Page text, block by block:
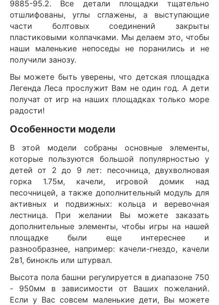
9885-95.2. Все детали площадки тщательно
отшлифованы, углы сглажены, а выступающие
части болтовых соединений закрыты
пластиковыми колпачками. Мы делаем это, чтобы
наши маленькие непоседы не поранились и не
получили занозу.
Вы можете быть уверены, что детская площадка
Легенда Леса прослужит Вам не один год. А дети
получат от игр на наших площадках только море
радости!
Особенности модели
В этой модели собраны основные элементы,
которые пользуются большой популярностью у
детей от 2 до 9 лет: песочница, двухволновая
горка 1.75м, качели, игровой домик над
песочницей, а также дополнительный модуль для
активных и подвижных: кольца и веревочная
лестница. При желании Вы можете заказать
дополнительные элементы, чтобы игры на нашей
площадке были еще интереснее и
разнообразнее, например: качели-гнездо, качели
2в1, бинокль или штурвал.
Высота пола башни регулируется в диапазоне 750
- 950мм в зависимости от Ваших пожеланий.
Если у Вас совсем маленькие дети, Вы можете